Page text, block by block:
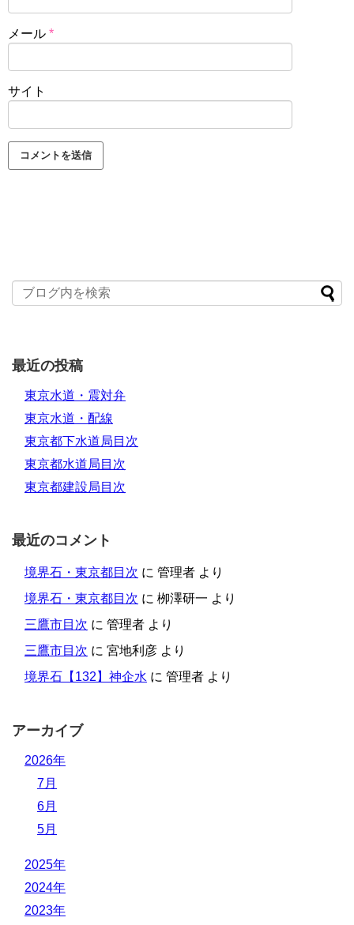
メール *
サイト
最近の投稿
東京水道・震対弁
東京水道・配線
東京都下水道局目次
東京都水道局目次
東京都建設局目次
最近のコメント
境界石・東京都目次 に 管理者 より
境界石・東京都目次 に 栁澤研一 より
三鷹市目次 に 管理者 より
三鷹市目次 に 宮地利彦 より
境界石【132】神企水 に 管理者 より
アーカイブ
2026年
7月
6月
5月
2025年
2024年
2023年